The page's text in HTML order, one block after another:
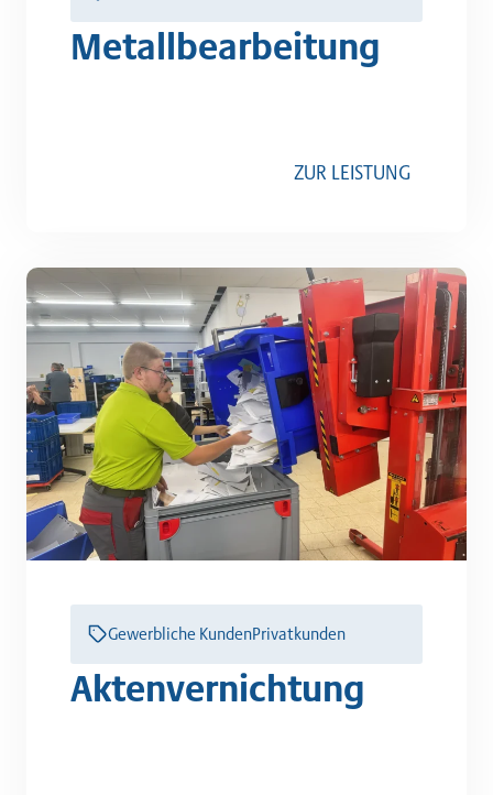
Metallbearbeitung
ZUR LEISTUNG
Gewerbliche KundenPrivatkunden
Aktenvernichtung